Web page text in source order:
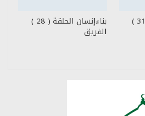
بناءإنسان الحلقة ( 31 ) بناءإنسان الحلقة ( 28 )
الفريق